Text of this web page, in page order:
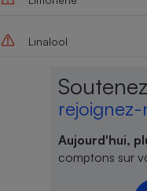
Linalool
Aujourd'hui,
comptons sur